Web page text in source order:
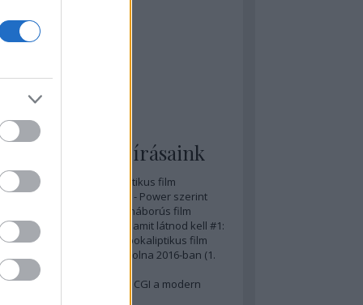
Mánia app
meg az ember!
& Calzone
A legolvasottabb írásaink
A 20 legjobb posztapokaliptikus film
A 15 legjobb időutazós film - Power szerint
A 10 legjobb második világháborús film
50 posztapokaliptikus film, amit látnod kell #1:
A 10 legkreatívabb posztapokaliptikus film
20 film, amit látnod kellett volna 2016-ban (1.
rész)
Ezért néz ki borzasztóan a CGI a modern